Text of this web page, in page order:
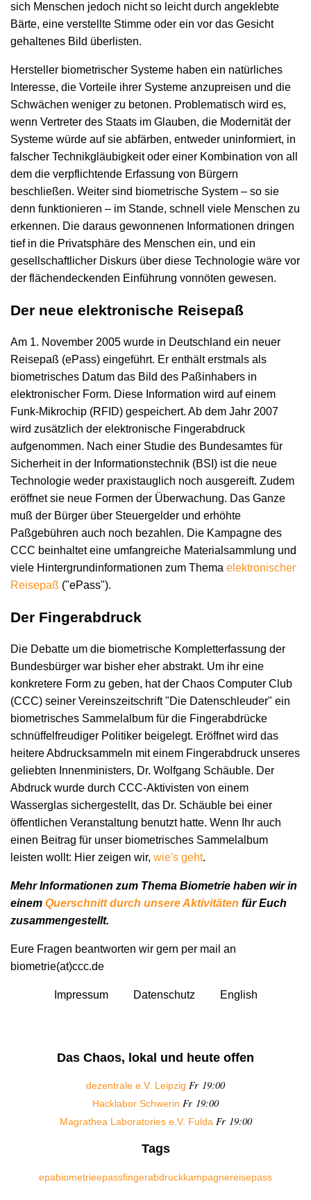
sich Menschen jedoch nicht so leicht durch angeklebte
Bärte, eine verstellte Stimme oder ein vor das Gesicht
gehaltenes Bild überlisten.
Hersteller biometrischer Systeme haben ein natürliches
Interesse, die Vorteile ihrer Systeme anzupreisen und die
Schwächen weniger zu betonen. Problematisch wird es,
wenn Vertreter des Staats im Glauben, die Modernität der
Systeme würde auf sie abfärben, entweder uninformiert, in
falscher Technikgläubigkeit oder einer Kombination von all
dem die verpflichtende Erfassung von Bürgern
beschließen. Weiter sind biometrische System – so sie
denn funktionieren – im Stande, schnell viele Menschen zu
erkennen. Die daraus gewonnenen Informationen dringen
tief in die Privatsphäre des Menschen ein, und ein
gesellschaftlicher Diskurs über diese Technologie wäre vor
der flächendeckenden Einführung vonnöten gewesen.
Der neue elektronische Reisepaß
Am 1. November 2005 wurde in Deutschland ein neuer
Reisepaß (ePass) eingeführt. Er enthält erstmals als
biometrisches Datum das Bild des Paßinhabers in
elektronischer Form. Diese Information wird auf einem
Funk-Mikrochip (RFID) gespeichert. Ab dem Jahr 2007
wird zusätzlich der elektronische Fingerabdruck
aufgenommen. Nach einer Studie des Bundesamtes für
Sicherheit in der Informationstechnik (BSI) ist die neue
Technologie weder praxistauglich noch ausgereift. Zudem
eröffnet sie neue Formen der Überwachung. Das Ganze
muß der Bürger über Steuergelder und erhöhte
Paßgebühren auch noch bezahlen. Die Kampagne des
CCC beinhaltet eine umfangreiche Materialsammlung und
viele Hintergrundinformationen zum Thema elektronischer
Reisepaß ("ePass").
Der Fingerabdruck
Die Debatte um die biometrische Kompletterfassung der
Bundesbürger war bisher eher abstrakt. Um ihr eine
konkretere Form zu geben, hat der Chaos Computer Club
(CCC) seiner Vereinszeitschrift "Die Datenschleuder" ein
biometrisches Sammelalbum für die Fingerabdrücke
schnüffelfreudiger Politiker beigelegt. Eröffnet wird das
heitere Abdrucksammeln mit einem Fingerabdruck unseres
geliebten Innenministers, Dr. Wolfgang Schäuble. Der
Abdruck wurde durch CCC-Aktivisten von einem
Wasserglas sichergestellt, das Dr. Schäuble bei einer
öffentlichen Veranstaltung benutzt hatte. Wenn Ihr auch
einen Beitrag für unser biometrisches Sammelalbum
leisten wollt: Hier zeigen wir, wie's geht.
Mehr Informationen zum Thema Biometrie haben wir in
einem Querschnitt durch unsere Aktivitäten für Euch
zusammengestellt.
Eure Fragen beantworten wir gern per mail an
biometrie(at)ccc.de
Impressum Datenschutz English
Das Chaos, lokal und heute offen
dezentrale e.V. Leipzig Fr 19:00
Hacklabor Schwerin Fr 19:00
Magrathea Laboratories e.V. Fulda Fr 19:00
Tags
epabiometrieepassfingerabdruckkampagnereisepass